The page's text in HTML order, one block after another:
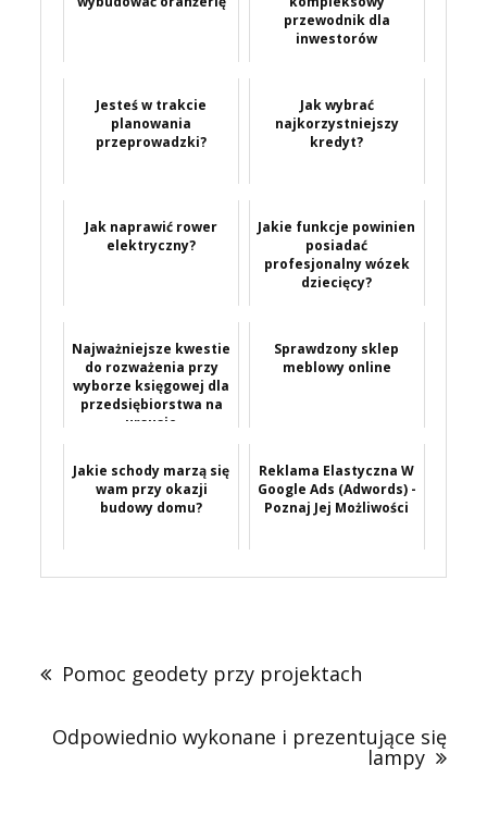
przewodnik dla
inwestorów
Jesteś w trakcie
planowania
przeprowadzki?
Jak wybrać
najkorzystniejszy
kredyt?
Jak naprawić rower
elektryczny?
Jakie funkcje powinien
posiadać
profesjonalny wózek
dziecięcy?
Najważniejsze kwestie
do rozważenia przy
wyborze księgowej dla
przedsiębiorstwa na
ursusie
Sprawdzony sklep
meblowy online
Jakie schody marzą się
wam przy okazji
budowy domu?
Reklama Elastyczna W
Google Ads (Adwords) -
Poznaj Jej Możliwości
Pomoc geodety przy projektach
Odpowiednio wykonane i prezentujące się
lampy